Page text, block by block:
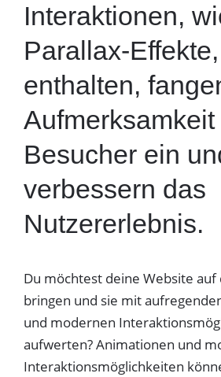
Interaktionen,
Parallax-Effekte,
enthalten,
Aufmerksamkeit
Besucher ein
verbessern das
Nutzererlebnis.
Du möchtest deine Website auf
bringen und sie mit
und modernen
aufwerten? Animationen und
Interaktionsmöglichkeiten